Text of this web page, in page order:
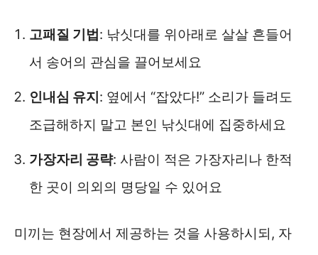
고패질 기법 : 낚싯대를 위아래로 살살 흔들어
서 송어의 관심을 끌어보세요
인내심 유지 : 옆에서 “잡았다!” 소리가 들려도
조급해하지 말고 본인 낚싯대에 집중하세요
가장자리 공략: 사람이 적은 가장자리나 한적
한 곳이 의외의 명당일 수 있어요
미끼는 현장에서 제공하는 것을 사용하시되, 자